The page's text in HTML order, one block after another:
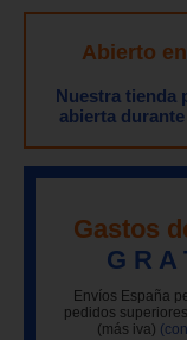
Abierto
Nuestra tienda
abierta
Gastos
G R A
Envíos España
pedidos
(más iva)